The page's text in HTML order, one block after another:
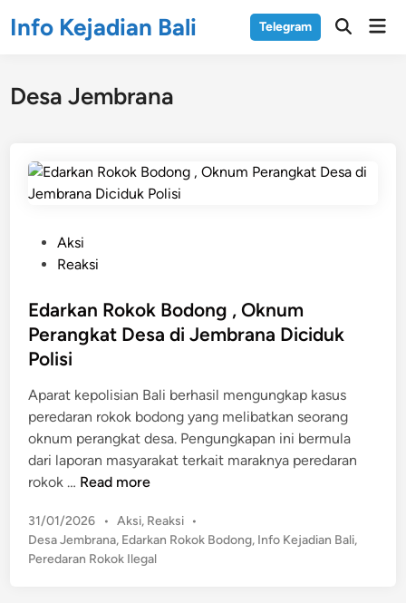
toInfo Kejadian Bali Telegram
Open
Desa Jembrana
t
e
d
n
Aksi
Reaksi
Edarkan Rokok Bodong , Oknum
Perangkat Desa di Jembrana Diciduk
Polisi
Aparat kepolisian Bali berhasil mengungkap kasus
peredaran rokok bodong yang melibatkan seorang
oknum perangkat desa. Pengungkapan ini bermula
dari laporan masyarakat terkait maraknya peredaran
rokok … E
a
r
k
Read more
31/01/2026 • P
o
s
Aksi, Reaksi •
Desa Jembrana, Edarkan Rokok Bodong, Info Kejadian Bali,
Peredaran Rokok Ilegal